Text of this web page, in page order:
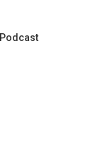
Podcast